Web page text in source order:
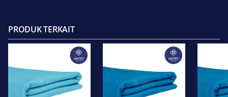
PRODUK TERKAIT